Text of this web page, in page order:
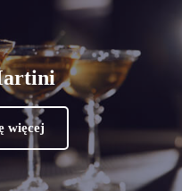
więcej